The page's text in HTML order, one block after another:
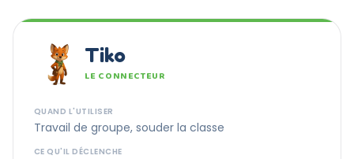
Tiko
LE CONNECTEUR
QUAND L'UTILISER
Travail de groupe, souder la classe
CE QU'IL DÉCLENCHE